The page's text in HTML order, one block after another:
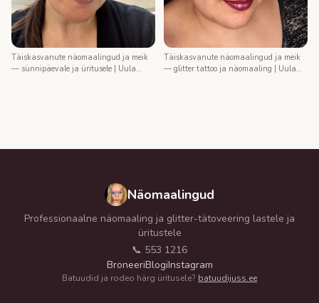
Täiskasvanute näomaalingud ja meik
— sünnipäevale ja üritusele | Uula
Täiskasvanute näomaalingud ja meik
— glitter tattoo ja näomaaling | Uula
Näomaalingud
Professionaalne näomaaling ja glitter-tätoveering lastele ja
üritustele
📞 553 1216
BroneeriBlogiInstagram
Batuudid ja rodeo härg üritusele? batuudijuss.ee